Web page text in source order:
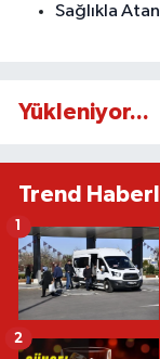
Sağlıkla
Yükleniyor...
Trend
1
2